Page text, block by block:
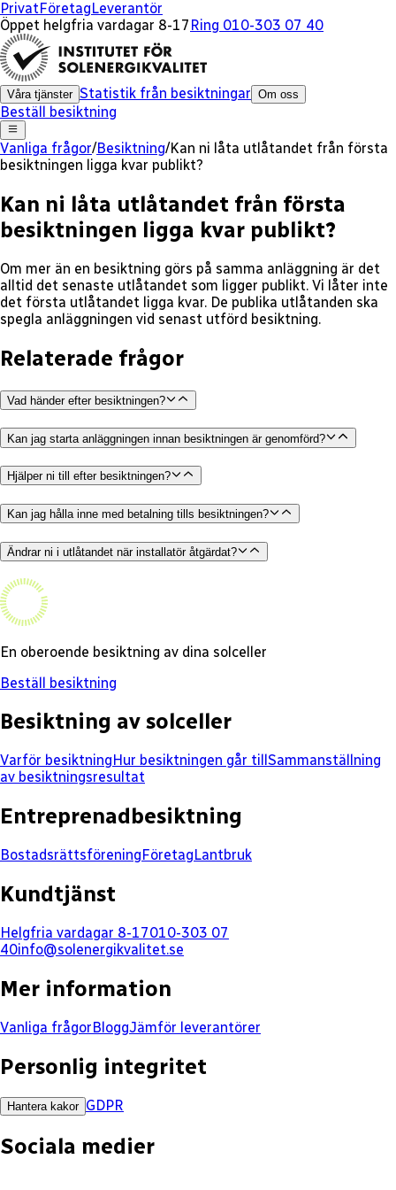
PrivatFöretagLeverantör
Öppet helgfria vardagar 8-17 Ring 010-303 07 40
Våra tjänster Statistik från besiktningar Om oss
Beställ besiktning
Vanliga frågor/Besiktning/Kan ni låta utlåtandet från första
besiktningen ligga kvar publikt?
Kan ni låta utlåtandet från första
besiktningen ligga kvar publikt?
Om mer än en besiktning görs på samma anläggning är det
alltid det senaste utlåtandet som ligger publikt. Vi låter inte
det första utlåtandet ligga kvar. De publika utlåtanden ska
spegla anläggningen vid senast utförd besiktning.
Relaterade frågor
Vad händer efter besiktningen?
Kan jag starta anläggningen innan besiktningen är genomförd?
Hjälper ni till efter besiktningen?
Kan jag hålla inne med betalning tills besiktningen?
Ändrar ni i utlåtandet när installatör åtgärdat?
En oberoende besiktning av dina solceller
Beställ besiktning
Besiktning av solceller
Varför besiktningHur besiktningen går till Sammanställning
av besiktningsresultat
Entreprenadbesiktning
BostadsrättsföreningFöretagLantbruk
Kundtjänst
Helgfria vardagar 8-17010-303 07
40info@solenergikvalitet.se
Mer information
Vanliga frågorBloggJämför leverantörer
Personlig integritet
Hantera kakor GDPR
Sociala medier